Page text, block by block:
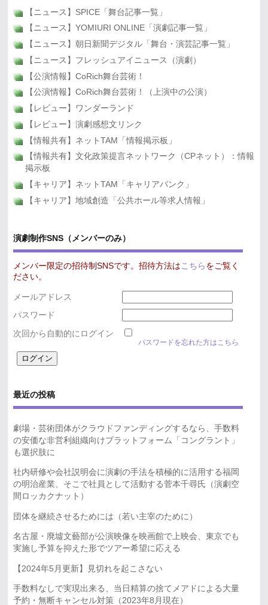
【ニュース】SPICE「舞台記事一覧」
【ニュース】YOMIURI ONLINE「演劇記事一覧」
【ニュース】朝日新聞デジタル「舞台・演芸記事一覧」
【ニュース】フレッシュアイニュース（演劇）
【公演情報】CoRich舞台芸術！
【公演情報】CoRich舞台芸術！（上演中の公演）
【レビュー】ワンダーランド
【レビュー】演劇感想文リンク
【情報共有】ネットTAM「情報掲示板」
【情報共有】文化政策提言ネットワーク（CPネット）：情報
掲示板
【キャリア】ネットTAM「キャリアバンク」
【キャリア】地域創造「公共ホール等求人情報」
演劇制作SNS（メンバーのみ）
メンバー限定の招待制SNSです。招待方法は こちら をご覧く
ださい。
メールアドレス
パスワード
次回から自動的にログイン
パスワードを忘れた方はこちら
最近の投稿
劇場・芸術団体がクラウドファンディングするなら、手数料
の安価な非営利組織向けプラットフォーム「コングラント」
も選択肢に
社内研修や会社説明会に演劇の手法を積極的に活用する福岡
の明治産業、そこで社員として活動する菅本千尋氏（演劇空
間ロッカクナット）
団体を継続させるためには（若い主宰のために）
名古屋・廃墟文藝部が公演映像を映画館で上映会、東京でも
実施し予算を抑えた形でツアー希望に応える
【2024年5月更新】見切れを起こさない
手数料なしで実現出来る、当日精算の捨てメアドによる大量
予約・無断キャンセル対策（2023年8月現在）